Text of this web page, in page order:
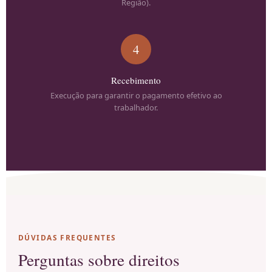
Região).
4
Recebimento
Execução para garantir o pagamento efetivo ao
trabalhador.
DÚVIDAS FREQUENTES
Perguntas sobre direitos